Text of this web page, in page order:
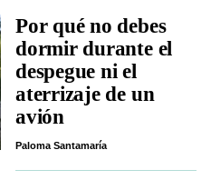
Por qué no debes
dormir durante el
despegue ni el
aterrizaje de un
avión
Paloma Santamaría